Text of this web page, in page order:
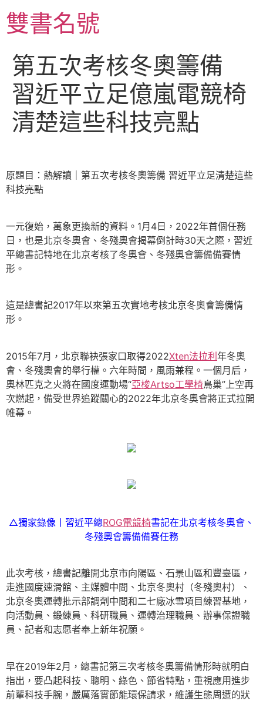
至
主雙書名號
第五次考核冬奧籌備
習近平立足億嵐電競椅
清楚這些科技亮點
原題目：熱解讀｜第五次考核冬奧籌備 習近平立足清楚這些
科技亮點
一元復始，萬象更換新的資料。1月4日，2022年首個任務
日，也是北京冬奧會、冬殘奧會揭幕倒計時30天之際，習近
平總書記特地在北京考核了冬奧會、冬殘奧會籌備備賽情
形。
這是總書記2017年以來第五次實地考核北京冬奧會籌備情
形。
2015年7月，北京聯袂張家口取得2022Xten法拉利年冬奧
會、冬殘奧會的舉行權。六年時間，風雨兼程。一個月后，
奧林匹克之火將在國度運動場“亞梭Artso工學椅鳥巢”上空再
次燃起，備受世界追蹤關心的2022年北京冬奧會將正式拉開
帷幕。
△獨家錄像丨習近平總ROG電競椅書記在北京考核冬奧會、
冬殘奧會籌備備賽任務
此次考核，總書記離開北京市向陽區、石景山區和豐臺區，
走進國度速滑館、主媒體中間、北京冬奧村（冬殘奧村）、
北京冬奧運轉批示部調劑中間和二七廠冰雪項目練習基地，
向活動員、鍛練員、科研職員、運轉治理職員、辦事保證職
員、記者和志愿者奉上新年祝願。
早在2019年2月，總書記第三次考核冬奧籌備情形時就明白
指出，要凸起科技、聰明、綠色、節省特點，重視應用進步
前輩科技手腕，嚴厲落實節能環保請求，維護生態周遭的狀